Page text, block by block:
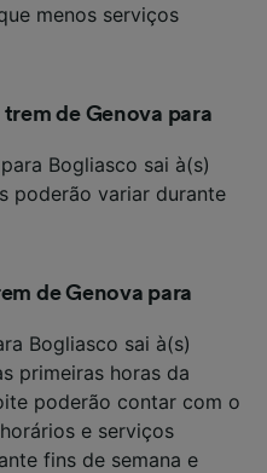
menos serviços
de Genova para
Bogliasco sai à(s)
poderão variar durante
de Genova para
Bogliasco sai à(s)
primeiras horas da
poderão contar com o
e serviços
fins de semana e